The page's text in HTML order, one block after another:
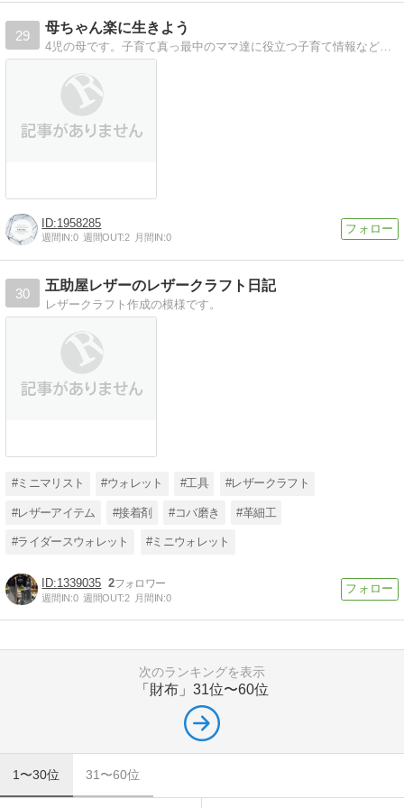
29
母ちゃん楽に生きよう
4児の母です。子育て真っ最中のママ達に役立つ子育て情報などを「母ちゃん楽に生きよう！」をモットーには掲載しています。
1958285
週間IN:0 週間OUT:2 月間IN:0
30
五助屋レザーのレザークラフト日記
レザークラフト作成の模様です。
#ミニマリスト #ウォレット #工具 #レザークラフト
#レザーアイテム #接着剤 #コバ磨き #革細工
#ライダースウォレット #ミニウォレット
1339035 2
週間IN:0 週間OUT:2 月間IN:0
次のランキングを表示
「財布」 31位〜60位
1〜30位 31〜60位